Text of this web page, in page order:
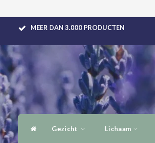
MEER DAN 3.000 PRODUCTEN
Gezicht Lichaam